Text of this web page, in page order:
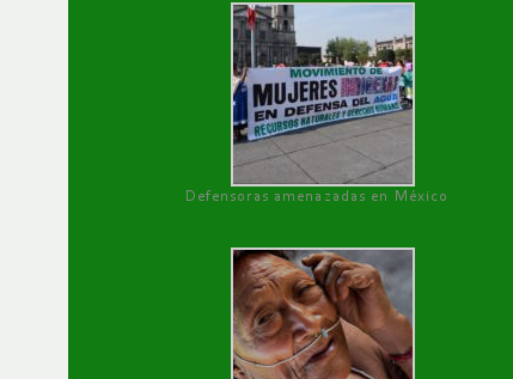
Defensoras amenazadas en México